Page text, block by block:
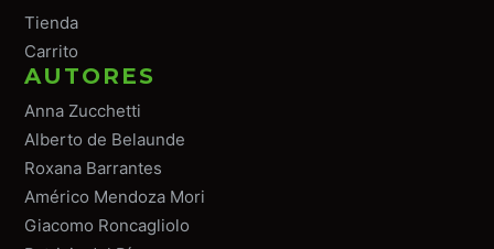
Tienda
Carrito
AUTORES
Anna Zucchetti
Alberto de Belaunde
Roxana Barrantes
Américo Mendoza Mori
Giacomo Roncagliolo